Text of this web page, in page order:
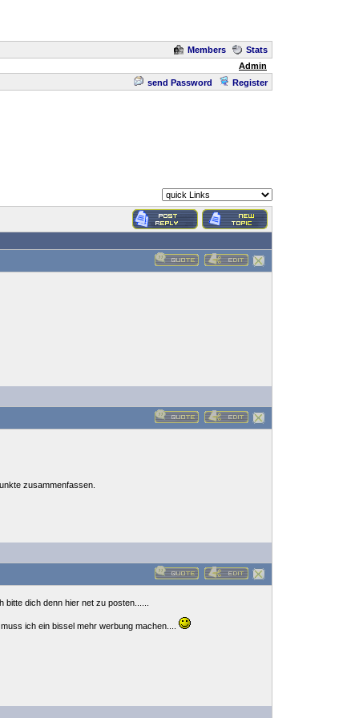
Members
Stats
Admin
send Password
Register
zusammenfassen.
dich denn hier net zu posten......
ich ein bissel mehr werbung machen....